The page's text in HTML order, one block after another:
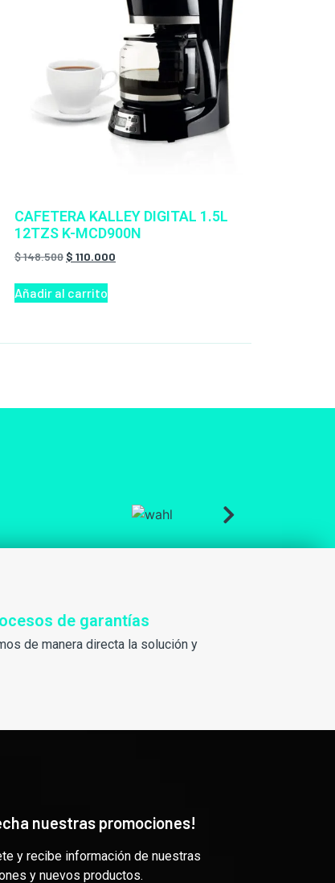
CAFETERA KALLEY DIGITAL 1.5L
12TZS K-MCD900N
$148.500 $ 110.000
Añadir al carrito
de garantías
de manera directa la solución y
nuestras promociones!
y recibe información de nuestras
y nuevos productos.